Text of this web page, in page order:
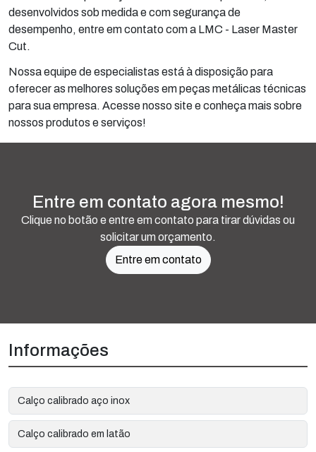
desenvolvidos sob medida e com segurança de
desempenho, entre em contato com a LMC - Laser Master
Cut.
Nossa equipe de especialistas está à disposição para
oferecer as melhores soluções em peças metálicas técnicas
para sua empresa. Acesse nosso site e conheça mais sobre
nossos produtos e serviços!
Entre em contato agora mesmo!
Clique no botão e entre em contato para tirar dúvidas ou
solicitar um orçamento.
Entre em contato
Informações
Calço calibrado aço inox
Calço calibrado em latão